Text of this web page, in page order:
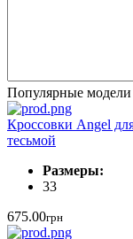
Популярные модели
Кроссовки Angel
тесьмой
Размеры:
33
675.00грн